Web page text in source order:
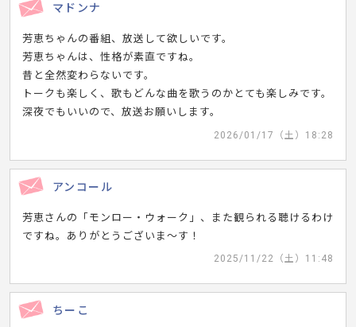
マドンナ
芳恵ちゃんの番組、放送して欲しいです。
芳恵ちゃんは、性格が素直ですね。
昔と全然変わらないです。
トークも楽しく、歌もどんな曲を歌うのかとても楽しみです。
深夜でもいいので、放送お願いします。
2026/01/17（土）18:28
アンコール
芳恵さんの「モンロー・ウォーク」、また観られる聴けるわけ
ですね。ありがとうございま～す！
2025/11/22（土）11:48
ちーこ